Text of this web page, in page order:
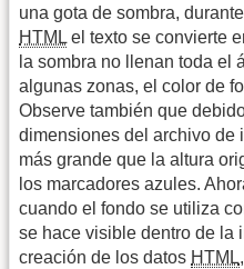
una gota de sombra,
HTML el texto se convierte
la sombra no llenan toda el
algunas zonas, el color de
Observe también que
dimensiones del archivo de
más grande que la altura
los marcadores azules.
cuando el fondo se utiliza
se hace visible dentro de la
creación de los datos HTML